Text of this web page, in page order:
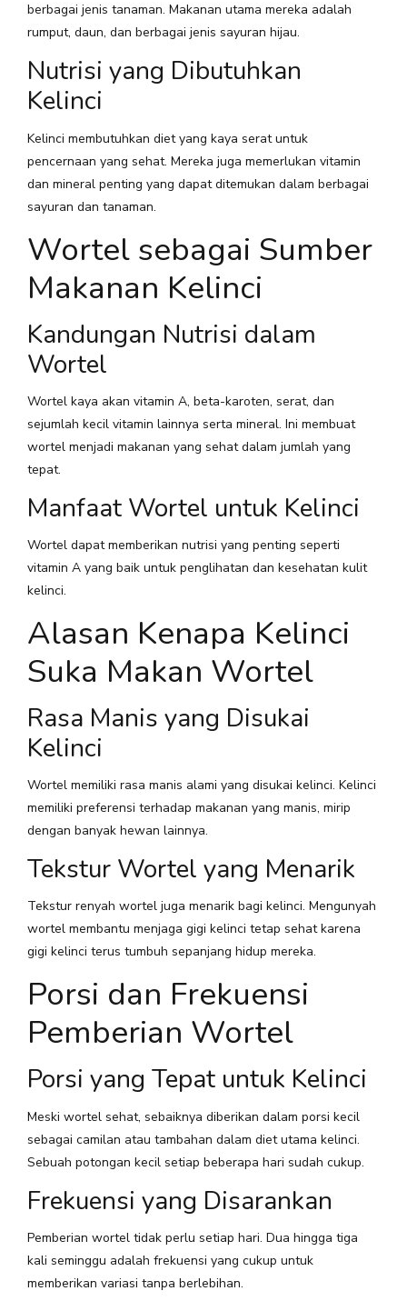
berbagai jenis tanaman. Makanan utama mereka adalah
rumput, daun, dan berbagai jenis sayuran hijau.
Nutrisi yang Dibutuhkan
Kelinci
Kelinci membutuhkan diet yang kaya serat untuk
pencernaan yang sehat. Mereka juga memerlukan vitamin
dan mineral penting yang dapat ditemukan dalam berbagai
sayuran dan tanaman.
Wortel sebagai Sumber
Makanan Kelinci
Kandungan Nutrisi dalam
Wortel
Wortel kaya akan vitamin A, beta-karoten, serat, dan
sejumlah kecil vitamin lainnya serta mineral. Ini membuat
wortel menjadi makanan yang sehat dalam jumlah yang
tepat.
Manfaat Wortel untuk Kelinci
Wortel dapat memberikan nutrisi yang penting seperti
vitamin A yang baik untuk penglihatan dan kesehatan kulit
kelinci.
Alasan Kenapa Kelinci
Suka Makan Wortel
Rasa Manis yang Disukai
Kelinci
Wortel memiliki rasa manis alami yang disukai kelinci. Kelinci
memiliki preferensi terhadap makanan yang manis, mirip
dengan banyak hewan lainnya.
Tekstur Wortel yang Menarik
Tekstur renyah wortel juga menarik bagi kelinci. Mengunyah
wortel membantu menjaga gigi kelinci tetap sehat karena
gigi kelinci terus tumbuh sepanjang hidup mereka.
Porsi dan Frekuensi
Pemberian Wortel
Porsi yang Tepat untuk Kelinci
Meski wortel sehat, sebaiknya diberikan dalam porsi kecil
sebagai camilan atau tambahan dalam diet utama kelinci.
Sebuah potongan kecil setiap beberapa hari sudah cukup.
Frekuensi yang Disarankan
Pemberian wortel tidak perlu setiap hari. Dua hingga tiga
kali seminggu adalah frekuensi yang cukup untuk
memberikan variasi tanpa berlebihan.